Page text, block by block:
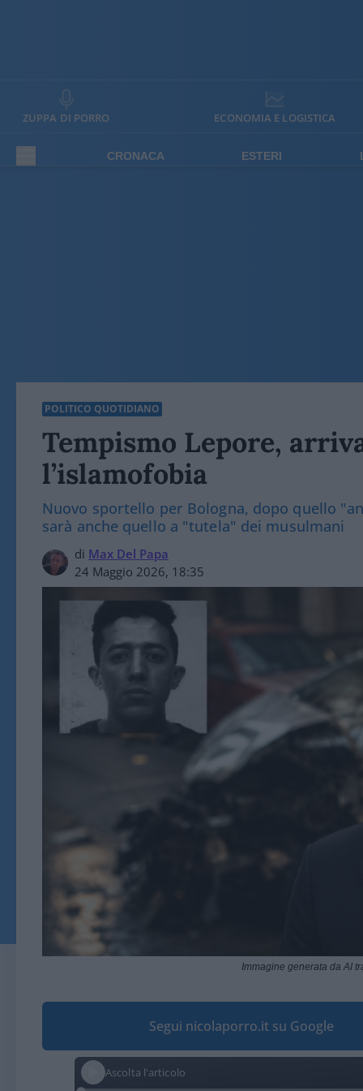
ZUPPA DI PORRO ECONOMIA E LOGISTICA
CRONACA ESTERI
POLITICO QUOTIDIANO
Tempismo Lepore,
l’islamofobia
Nuovo sportello per Bologna, dopo quello
sarà anche quello a "tutela" dei musulmani
di Max Del Papa
24 Maggio 2026, 18:35
Immagine generata da AI
Segui nicolaporro.it su Google
Ascolta l'articolo